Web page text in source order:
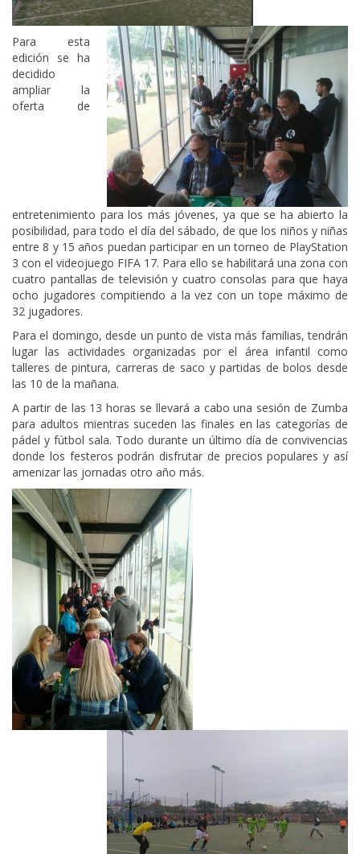
Para esta
edición se ha
decidido
ampliar la
oferta de
entretenimiento para los más jóvenes, ya que se ha abierto la
posibilidad, para todo el día del sábado, de que los niños y niñas
entre 8 y 15 años puedan participar en un torneo de PlayStation
3 con el videojuego FIFA 17. Para ello se habilitará una zona con
cuatro pantallas de televisión y cuatro consolas para que haya
ocho jugadores compitiendo a la vez con un tope máximo de
32 jugadores.
Para el domingo, desde un punto de vista más familias, tendrán
lugar las actividades organizadas por el área infantil como
talleres de pintura, carreras de saco y partidas de bolos desde
las 10 de la mañana.
A partir de las 13 horas se llevará a cabo una sesión de Zumba
para adultos mientras suceden las finales en las categorías de
pádel y fútbol sala. Todo durante un último día de convivencias
donde los festeros podrán disfrutar de precios populares y así
amenizar las jornadas otro año más.